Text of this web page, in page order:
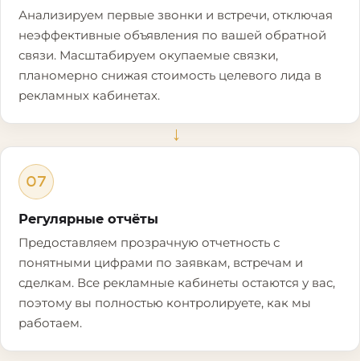
Анализируем первые звонки и встречи, отключая
неэффективные объявления по вашей обратной
связи. Масштабируем окупаемые связки,
планомерно снижая стоимость целевого лида в
рекламных кабинетах.
→
07
Регулярные отчёты
Предоставляем прозрачную отчетность с
понятными цифрами по заявкам, встречам и
сделкам. Все рекламные кабинеты остаются у вас,
поэтому вы полностью контролируете, как мы
работаем.